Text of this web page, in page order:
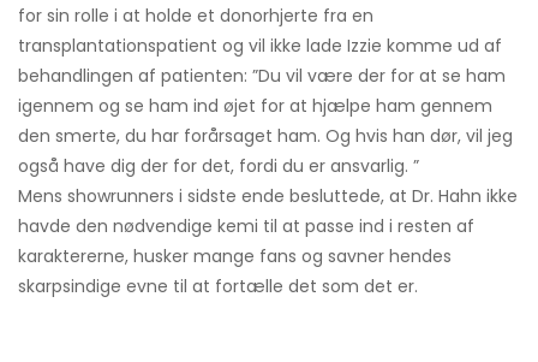
for sin rolle i at holde et donorhjerte fra en
transplantationspatient og vil ikke lade Izzie komme ud af
behandlingen af ​​patienten: ”Du vil være der for at se ham
igennem og se ham ind øjet for at hjælpe ham gennem
den smerte, du har forårsaget ham. Og hvis han dør, vil jeg
også have dig der for det, fordi du er ansvarlig. ”
Mens showrunners i sidste ende besluttede, at Dr. Hahn ikke
havde den nødvendige kemi til at passe ind i resten af ​​
karaktererne, husker mange fans og savner hendes
skarpsindige evne til at fortælle det som det er.